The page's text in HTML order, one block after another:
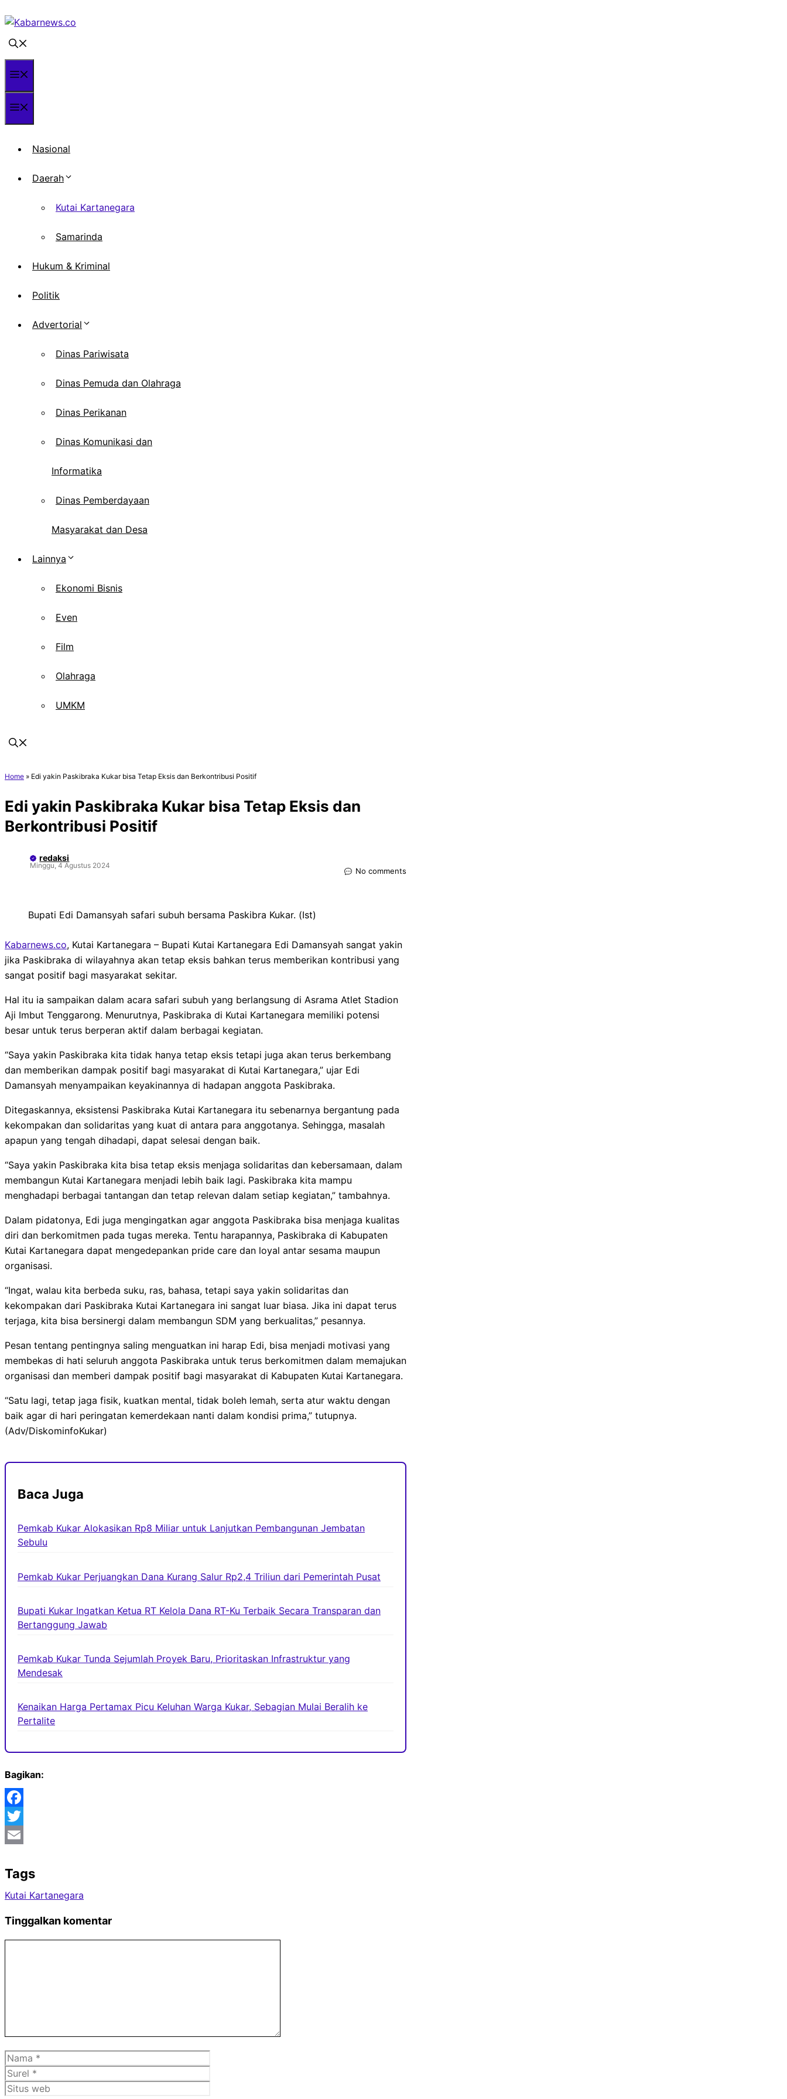
ke
isi
Nasional
Daerah
Kutai Kartanegara
Samarinda
Hukum & Kriminal
Politik
Advertorial
Dinas Pariwisata
Dinas Pemuda dan Olahraga
Dinas Perikanan
Dinas Komunikasi dan
Informatika
Dinas Pemberdayaan
Masyarakat dan Desa
Lainnya
Ekonomi Bisnis
Even
Film
Olahraga
UMKM
Home » Edi yakin Paskibraka Kukar bisa Tetap Eksis dan Berkontribusi Positif
Edi yakin Paskibraka Kukar bisa Tetap Eksis dan
Berkontribusi Positif
redaksi
Minggu, 4 Agustus 2024
No comments
Bupati Edi Damansyah safari subuh bersama Paskibra Kukar. (Ist)
Kabarnews.co, Kutai Kartanegara – Bupati Kutai Kartanegara Edi Damansyah sangat yakin
jika Paskibraka di wilayahnya akan tetap eksis bahkan terus memberikan kontribusi yang
sangat positif bagi masyarakat sekitar.
Hal itu ia sampaikan dalam acara safari subuh yang berlangsung di Asrama Atlet Stadion
Aji Imbut Tenggarong. Menurutnya, Paskibraka di Kutai Kartanegara memiliki potensi
besar untuk terus berperan aktif dalam berbagai kegiatan.
“Saya yakin Paskibraka kita tidak hanya tetap eksis tetapi juga akan terus berkembang
dan memberikan dampak positif bagi masyarakat di Kutai Kartanegara,” ujar Edi
Damansyah menyampaikan keyakinannya di hadapan anggota Paskibraka.
Ditegaskannya, eksistensi Paskibraka Kutai Kartanegara itu sebenarnya bergantung pada
kekompakan dan solidaritas yang kuat di antara para anggotanya. Sehingga, masalah
apapun yang tengah dihadapi, dapat selesai dengan baik.
“Saya yakin Paskibraka kita bisa tetap eksis menjaga solidaritas dan kebersamaan, dalam
membangun Kutai Kartanegara menjadi lebih baik lagi. Paskibraka kita mampu
menghadapi berbagai tantangan dan tetap relevan dalam setiap kegiatan,” tambahnya.
Dalam pidatonya, Edi juga mengingatkan agar anggota Paskibraka bisa menjaga kualitas
diri dan berkomitmen pada tugas mereka. Tentu harapannya, Paskibraka di Kabupaten
Kutai Kartanegara dapat mengedepankan pride care dan loyal antar sesama maupun
organisasi.
“Ingat, walau kita berbeda suku, ras, bahasa, tetapi saya yakin solidaritas dan
kekompakan dari Paskibraka Kutai Kartanegara ini sangat luar biasa. Jika ini dapat terus
terjaga, kita bisa bersinergi dalam membangun SDM yang berkualitas,” pesannya.
Pesan tentang pentingnya saling menguatkan ini harap Edi, bisa menjadi motivasi yang
membekas di hati seluruh anggota Paskibraka untuk terus berkomitmen dalam memajukan
organisasi dan memberi dampak positif bagi masyarakat di Kabupaten Kutai Kartanegara.
“Satu lagi, tetap jaga fisik, kuatkan mental, tidak boleh lemah, serta atur waktu dengan
baik agar di hari peringatan kemerdekaan nanti dalam kondisi prima,” tutupnya.
(Adv/DiskominfoKukar)
Baca Juga
Pemkab Kukar Alokasikan Rp8 Miliar untuk Lanjutkan Pembangunan Jembatan
Sebulu
Pemkab Kukar Perjuangkan Dana Kurang Salur Rp2,4 Triliun dari Pemerintah Pusat
Bupati Kukar Ingatkan Ketua RT Kelola Dana RT-Ku Terbaik Secara Transparan dan
Bertanggung Jawab
Pemkab Kukar Tunda Sejumlah Proyek Baru, Prioritaskan Infrastruktur yang
Mendesak
Kenaikan Harga Pertamax Picu Keluhan Warga Kukar, Sebagian Mulai Beralih ke
Pertalite
Bagikan:
Facebook
Twitter
Tags
Kutai Kartanegara
Tinggalkan komentar
Nama